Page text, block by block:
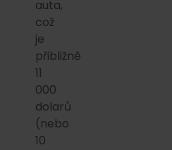
auta,
což
je
přibližně
11
000
dolarů
(nebo
10